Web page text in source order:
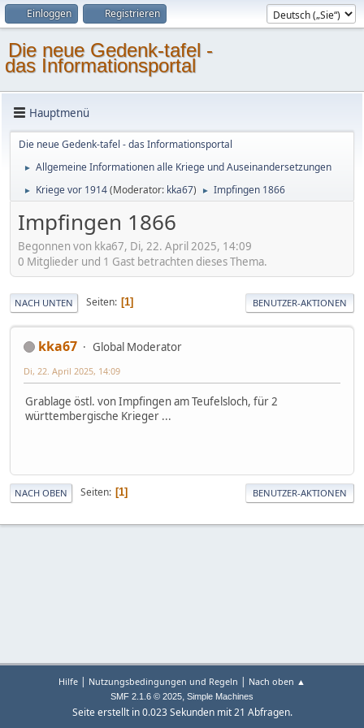
Einloggen Registrieren
Die neue Gedenk-tafel -
das Informationsportal
Hauptmenü
Die neue Gedenk-tafel - das Informationsportal
► Allgemeine Informationen alle Kriege und Auseinandersetzungen
► Kriege vor 1914(Moderator: kka67) ► Impfingen 1866
Impfingen 1866
Begonnen von kka67, Di, 22. April 2025, 14:09
0 Mitglieder und 1 Gast betrachten dieses Thema.
NACH UNTEN Seiten 1 BENUTZER-AKTIONEN
kka67 Global Moderator
Di, 22. April 2025, 14:09
Grablage östl. von Impfingen am Teufelsloch, für 2
württembergische Krieger ...
NACH OBEN Seiten 1 BENUTZER-AKTIONEN
Hilfe | Nutzungsbedingungen und Regeln | Nach oben ▲
SMF 2.1.6 © 2025, Simple Machines
Seite erstellt in 0.023 Sekunden mit 21 Abfragen.